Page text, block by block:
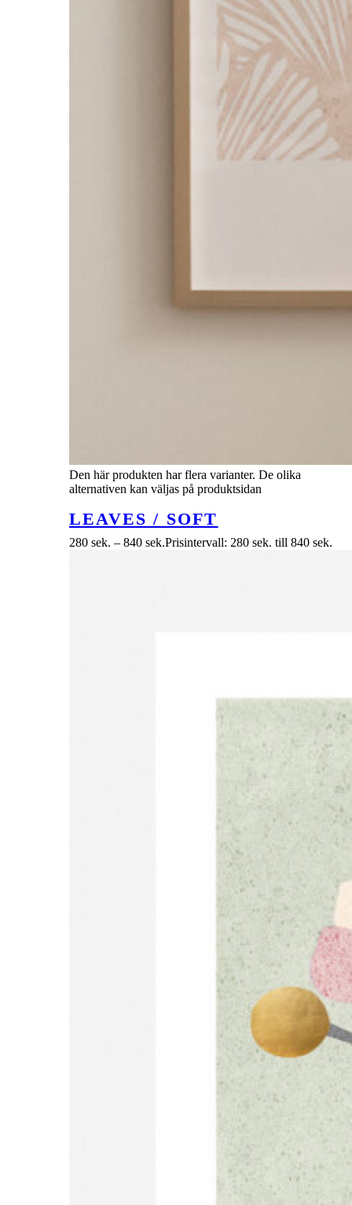
Den här produkten har flera varianter. De olika
alternativen kan väljas på produktsidan
LEAVES / SOFT
280 sek. – 840 sek.Prisintervall: 280 sek. till 840 sek.